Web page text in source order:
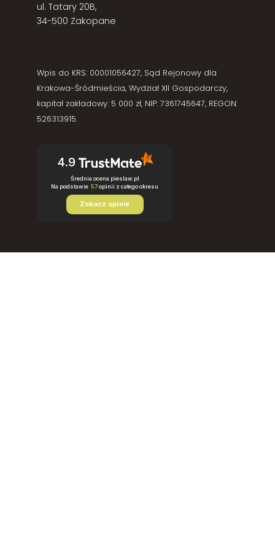
ul. Tatary 20B,
34-500 Zakopane
Wpis do KRS: 00001056427, Sąd Rejonowy dla
Krakowa-Śródmieścia, Wydział XII Gospodarczy,
kapitał zakładowy: 5 000 zł, NIP: 7361745647, REGON:
526313915.
4.9
Średnia ocena pieslaw.pl
Na podstawie 57opinii z całego okresu
Zobacz opinie